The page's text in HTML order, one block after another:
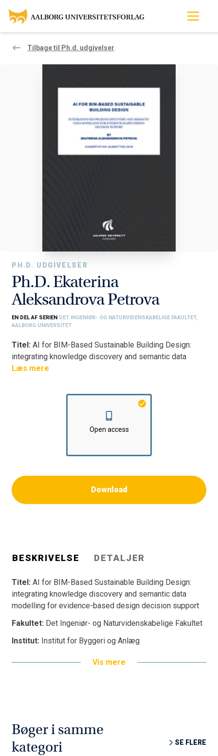
Tilbage til Ph.d. udgivelser
PH.D. UDGIVELSER
Ph.D. Ekaterina
Aleksandrova Petrova
EN DEL AF SERIEN DET INGENIØR- OG NATURVIDENSKABELIGE FAKULTET,
AALBORG UNIVERSITET
Titel: AI for BIM-Based Sustainable Building Design:
integrating knowledge discovery and semantic data
modelling for evidence-based design decision support
Institut for Byggeri og Anlæg
Læs mere
Open access
Download
BESKRIVELSE DETALJER
Titel: AI for BIM-Based Sustainable Building Design:
integrating knowledge discovery and semantic data
modelling for evidence-based design decision support
Fakultet: Det Ingeniør- og Naturvidenskabelige Fakultet
Institut: Institut for Byggeri og Anlæg
Vis mere
Bøger i samme
kategori
SE FLERE